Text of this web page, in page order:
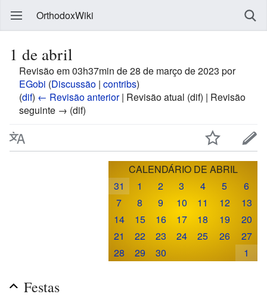
OrthodoxWiki
1 de abril
Revisão em 03h37min de 28 de março de 2023 por
EGobi (Discussão | contribs)
(dif) ← Revisão anterior| Revisão atual (dif) | Revisão
seguinte → (dif)
CALENDÁRIO DE ABRIL
31
1 2 3 4 5
6
7
8 9 10 11 12
13
14
15 16 17 18 19
20
21
22 23 24 25 26
27
28
29 30 1
Festas